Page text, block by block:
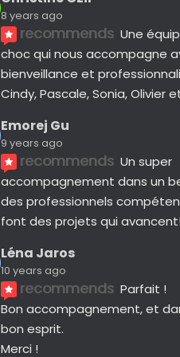
8 years ago
recommends Une
choc qui nous accompagne
bienveillance et
Cindy, Pascale, Sonia, Olivier
Emorej Gu
9 years ago
recommends Un super
accompagnement dans un
des professionnels
font des projets qui
Léna Jaros
10 years ago
recommends Parfait !
Bon accompagnement, et
bon esprit.
Merci !